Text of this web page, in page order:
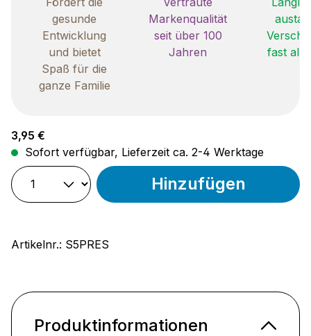
gesunde
Entwicklung
und bietet
Spaß für die
ganze Familie
Markenqualität
seit über 100
Jahren
fast
Regulärer Preis:
3,95 €
Sofort verfügbar, Lieferzeit ca. 2-4 Werktage
Hinzufügen
Artikelnr.: S5PRES
Produktinformationen